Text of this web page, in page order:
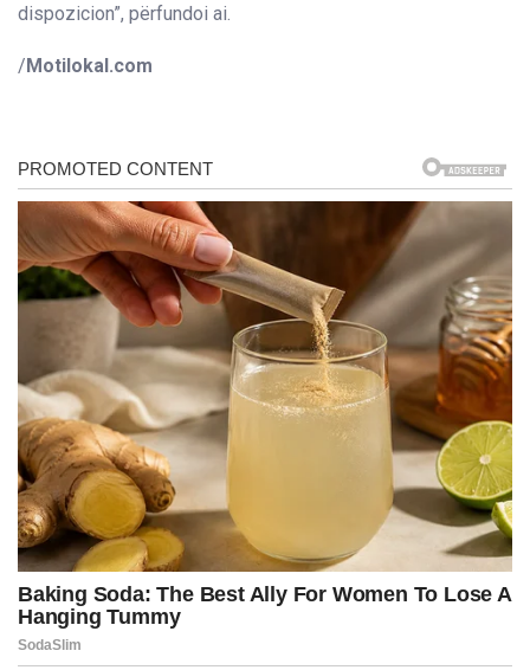
dispozicion”, përfundoi ai.
/ Motilokal.com